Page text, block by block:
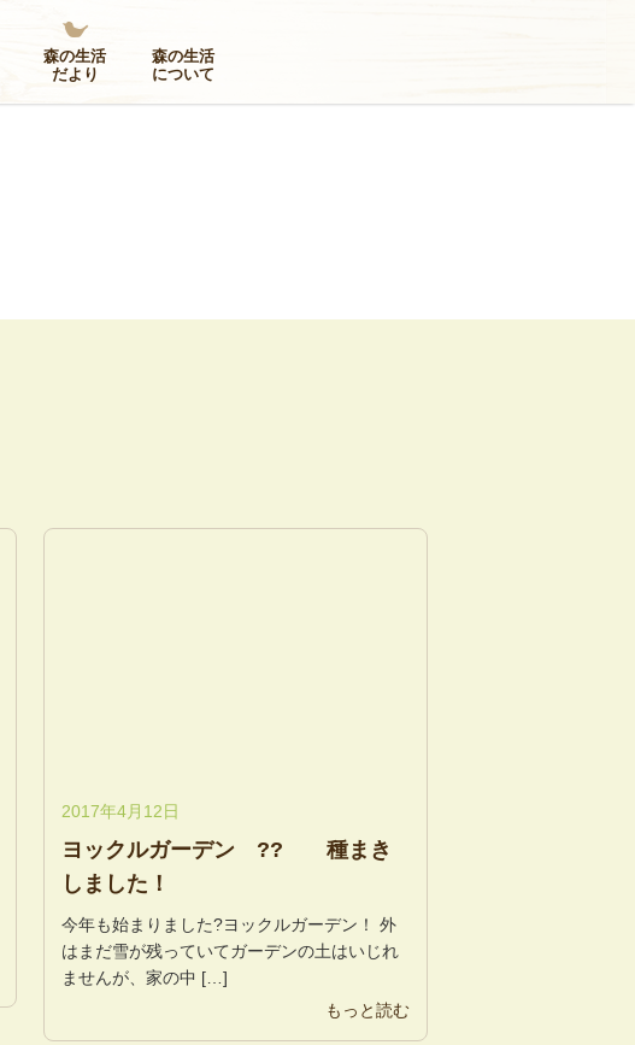
森の生活
だより
森の生活
について
2017年4月12日
ヨックルガーデン ?? 種まき
しました！
今年も始まりました?ヨックルガーデン！ 外
はまだ雪が残っていてガーデンの土はいじれ
ませんが、家の中 […]
もっと読む